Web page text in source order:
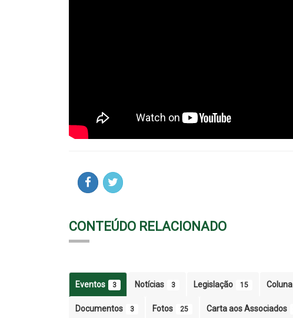
CONTEÚDO RELACIONADO
Eventos 3 Notícias 3 Legislação 15 Coluna
Documentos 3 Fotos 25 Carta aos Associados